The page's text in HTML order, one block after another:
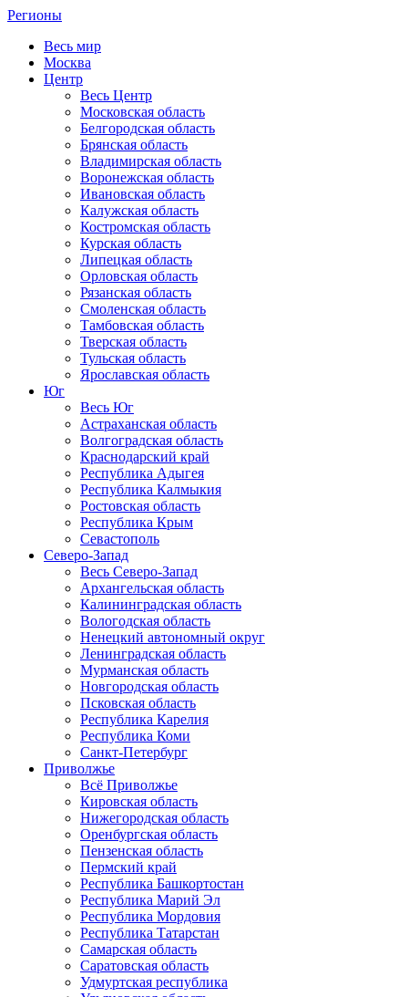
Регионы
Весь мир
Москва
Центр
Весь Центр
Московская область
Белгородская область
Брянская область
Владимирская область
Воронежская область
Ивановская область
Калужская область
Костромская область
Курская область
Липецкая область
Орловская область
Рязанская область
Смоленская область
Тамбовская область
Тверская область
Тульская область
Ярославская область
Юг
Весь Юг
Астраханская область
Волгоградская область
Краснодарский край
Республика Адыгея
Республика Калмыкия
Ростовская область
Республика Крым
Севастополь
Северо-Запад
Весь Северо-Запад
Архангельская область
Калининградская область
Вологодская область
Ненецкий автономный округ
Ленинградская область
Мурманская область
Новгородская область
Псковская область
Республика Карелия
Республика Коми
Санкт-Петербург
Приволжье
Всё Приволжье
Кировская область
Нижегородская область
Оренбургская область
Пензенская область
Пермский край
Республика Башкортостан
Республика Марий Эл
Республика Мордовия
Республика Татарстан
Самарская область
Саратовская область
Удмуртская республика